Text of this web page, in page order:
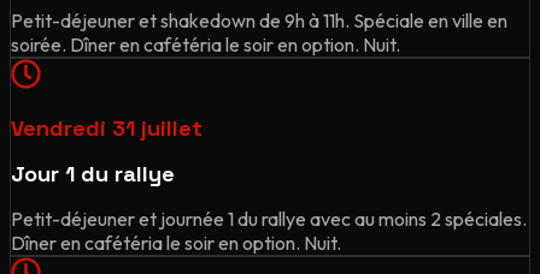
Petit-déjeuner et shakedown de 9h à 11h. Spéciale en ville en
soirée. Dîner en cafétéria le soir en option. Nuit.
Vendredi 31 juillet
Jour 1 du rallye
Petit-déjeuner et journée 1 du rallye avec au moins 2 spéciales.
Dîner en cafétéria le soir en option. Nuit.